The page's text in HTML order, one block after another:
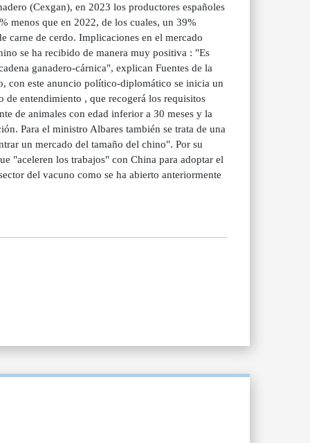
(Cexgan), en 2023 los productores españoles
menos que en 2022, de los cuales, un 39%
carne de cerdo. Implicaciones en el mercado
se ha recibido de manera muy positiva : "Es
ganadero-cárnica", explican Fuentes de la
con este anuncio político-diplomático se inicia un
entendimiento , que recogerá los requisitos
de animales con edad inferior a 30 meses y la
Para el ministro Albares también se trata de una
un mercado del tamaño del chino". Por su
"aceleren los trabajos" con China para adoptar el
del vacuno como se ha abierto anteriormente